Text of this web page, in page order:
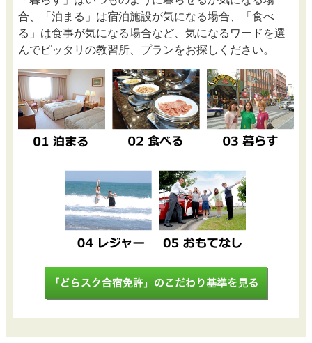
合、「泊まる」は宿泊施設が気になる場合、「食べ
る」は食事が気になる場合など、気になるワードを選
んでピッタリの教習所、プランをお探しください。